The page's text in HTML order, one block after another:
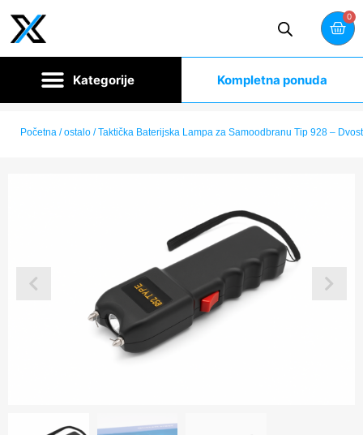
0
Kompletna ponuda
Početna /ostalo / Taktička Baterijska Lampa za Samoodbranu Tip 928 –